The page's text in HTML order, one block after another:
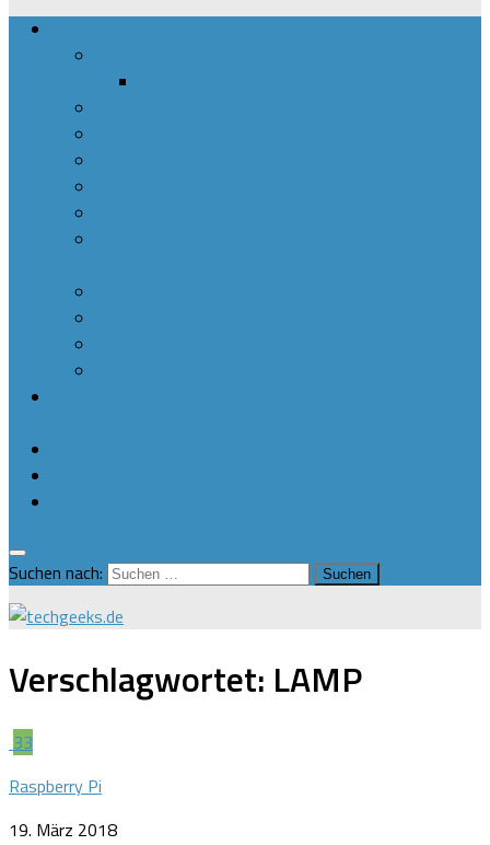
Suchen nach:
Verschlagwortet: LAMP
33
Raspberry Pi
19. März 2018